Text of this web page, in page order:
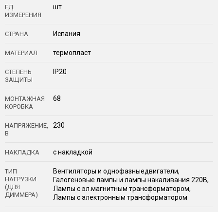
ЕД.
ИЗМЕРЕНИЯ
шт
СТРАНА Испания
МАТЕРИАЛ термопласт
СТЕПЕНЬ
ЗАЩИТЫ
IP20
МОНТАЖНАЯ
КОРОБКА
68
НАПРЯЖЕНИЕ,
В
230
НАКЛАДКА с накладкой
ТИП
НАГРУЗКИ
(ДЛЯ
ДИММЕРА)
Вентиляторы и однофазныедвигатели,
Галогеновые лампы и лампы накаливания 220В,
Лампы с эл.магнитным трансформатором,
Лампы с электронным трансформатором